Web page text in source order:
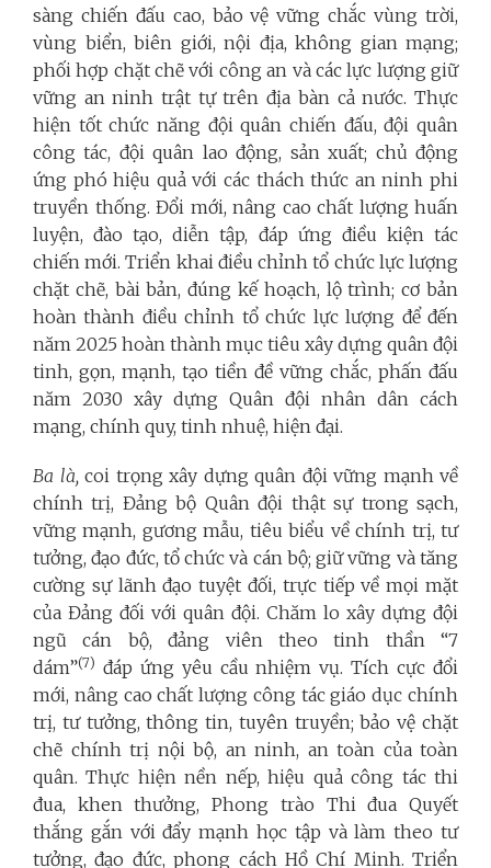
sàng chiến đấu cao, bảo vệ vững chắc vùng trời,
vùng biển, biên giới, nội địa, không gian mạng;
phối hợp chặt chẽ với công an và các lực lượng giữ
vững an ninh trật tự trên địa bàn cả nước. Thực
hiện tốt chức năng đội quân chiến đấu, đội quân
công tác, đội quân lao động, sản xuất; chủ động
ứng phó hiệu quả với các thách thức an ninh phi
truyền thống. Đổi mới, nâng cao chất lượng huấn
luyện, đào tạo, diễn tập, đáp ứng điều kiện tác
chiến mới. Triển khai điều chỉnh tổ chức lực lượng
chặt chẽ, bài bản, đúng kế hoạch, lộ trình; cơ bản
hoàn thành điều chỉnh tổ chức lực lượng để đến
năm 2025 hoàn thành mục tiêu xây dựng quân đội
tinh, gọn, mạnh, tạo tiền đề vững chắc, phấn đấu
năm 2030 xây dựng Quân đội nhân dân cách
mạng, chính quy, tinh nhuệ, hiện đại.
Ba là, coi trọng xây dựng quân đội vững mạnh về
chính trị, Đảng bộ Quân đội thật sự trong sạch,
vững mạnh, gương mẫu, tiêu biểu về chính trị, tư
tưởng, đạo đức, tổ chức và cán bộ; giữ vững và tăng
cường sự lãnh đạo tuyệt đối, trực tiếp về mọi mặt
của Đảng đối với quân đội. Chăm lo xây dựng đội
ngũ cán bộ, đảng viên theo tinh thần “7
dám”(7) đáp ứng yêu cầu nhiệm vụ. Tích cực đổi
mới, nâng cao chất lượng công tác giáo dục chính
trị, tư tưởng, thông tin, tuyên truyền; bảo vệ chặt
chẽ chính trị nội bộ, an ninh, an toàn của toàn
quân. Thực hiện nền nếp, hiệu quả công tác thi
đua, khen thưởng, Phong trào Thi đua Quyết
thắng gắn với đẩy mạnh học tập và làm theo tư
tưởng, đạo đức, phong cách Hồ Chí Minh. Triển